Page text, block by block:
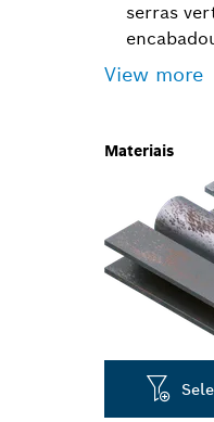
serras
View more
Materiais